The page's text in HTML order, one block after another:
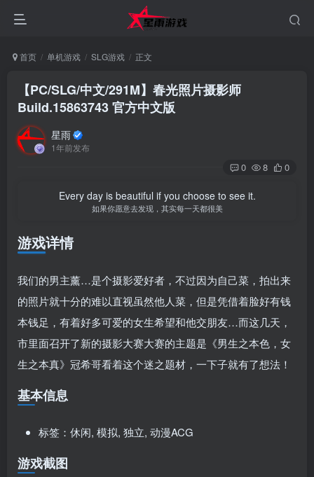
首页 单机游戏 SLG游戏 正文
【PC/SLG/中文/291M】春光照片摄影师
Build.15863743 官方中文版
星雨
1年前发布
0 8 0
Every day is beautiful if you choose to see it.
如果你愿意去发现，其实每一天都很美
游戏详情
我们的男主薰…是个摄影爱好者，不过因为自己菜，拍出来
的照片就十分的难以直视虽然他人菜，但是凭借着脸好有钱
本钱足，有着好多可爱的女生希望和他交朋友…而这几天，
市里面召开了新的摄影大赛大赛的主题是《男生之本色，女
生之本真》冠希哥看着这个迷之题材，一下子就有了想法！
基本信息
标签：休闲, 模拟, 独立, 动漫ACG
游戏截图